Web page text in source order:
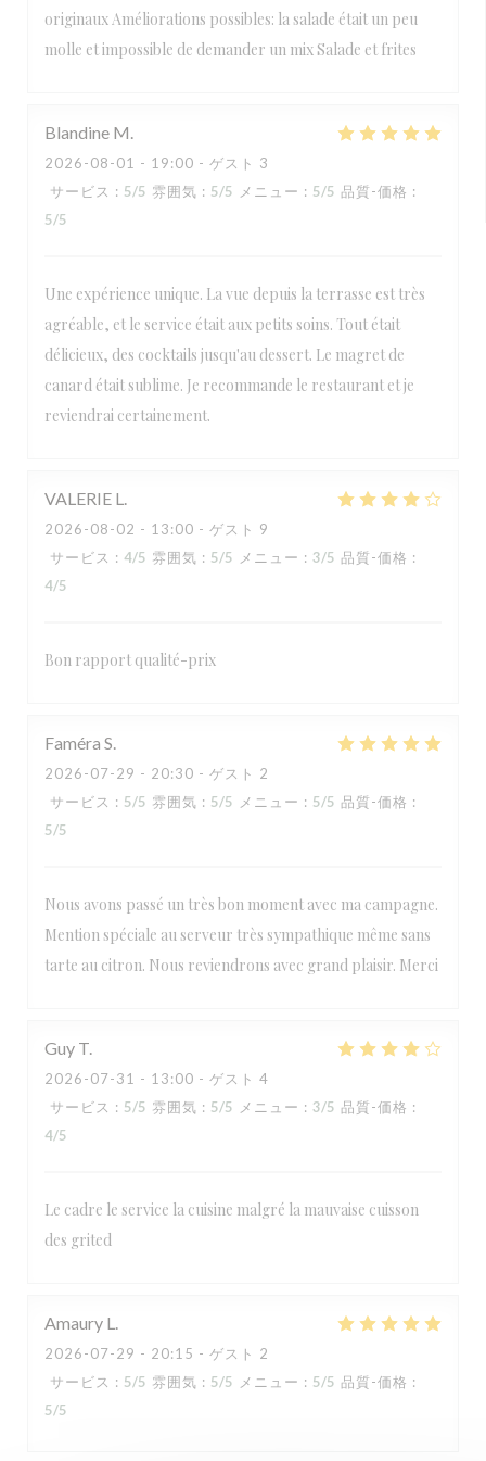
originaux Améliorations possibles: la salade était un peu
molle et impossible de demander un mix Salade et frites
Blandine M
2026-08-01 - 19:00 - ゲスト 3
サービス : 5/5 雰囲気 : 5/5 メニュー : 5/5 品質-価格 :
5/5
Une expérience unique. La vue depuis la terrasse est très
agréable, et le service était aux petits soins. Tout était
délicieux, des cocktails jusqu'au dessert. Le magret de
canard était sublime. Je recommande le restaurant et je
reviendrai certainement.
VALERIE L
2026-08-02 - 13:00 - ゲスト 9
サービス : 4/5 雰囲気 : 5/5 メニュー : 3/5 品質-価格 :
4/5
Bon rapport qualité-prix
Faméra S
2026-07-29 - 20:30 - ゲスト 2
サービス : 5/5 雰囲気 : 5/5 メニュー : 5/5 品質-価格 :
5/5
Nous avons passé un très bon moment avec ma campagne.
Mention spéciale au serveur très sympathique même sans
tarte au citron. Nous reviendrons avec grand plaisir. Merci
Guy T
2026-07-31 - 13:00 - ゲスト 4
サービス : 5/5 雰囲気 : 5/5 メニュー : 3/5 品質-価格 :
4/5
Le cadre le service la cuisine malgré la mauvaise cuisson
des grited
Amaury L
2026-07-29 - 20:15 - ゲスト 2
サービス : 5/5 雰囲気 : 5/5 メニュー : 5/5 品質-価格 :
5/5
RESTAURANT MAISON FOURNAISE